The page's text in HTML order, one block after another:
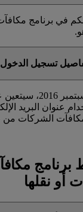
في برنامج
تسجيل
اعتبارا من 1
عنوان البريد
الشركات من
برنامج
أو نقلها